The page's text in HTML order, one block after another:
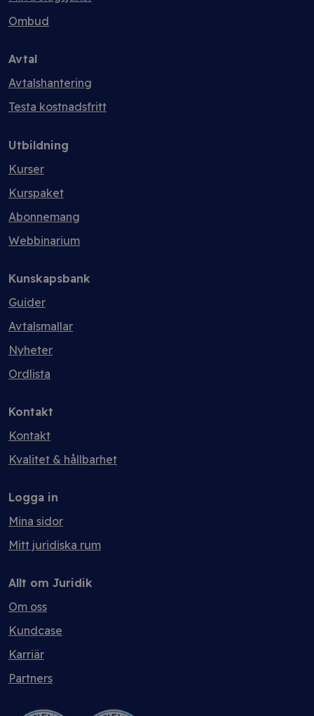
Ombud
Avtal
Avtalshantering
Testa kostnadsfritt
Utbildning
Kurser
Kurspaket
Abonnemang
Webbinarium
Kunskapsbank
Guider
Avtalsmallar
Nyheter
Ordlista
Kontakt
Kontakt
Kvalitet & hållbarhet
Logga in
Mina sidor
Mitt juridiska rum
Allt om Juridik
Om oss
Kundcase
Karriär
Partners